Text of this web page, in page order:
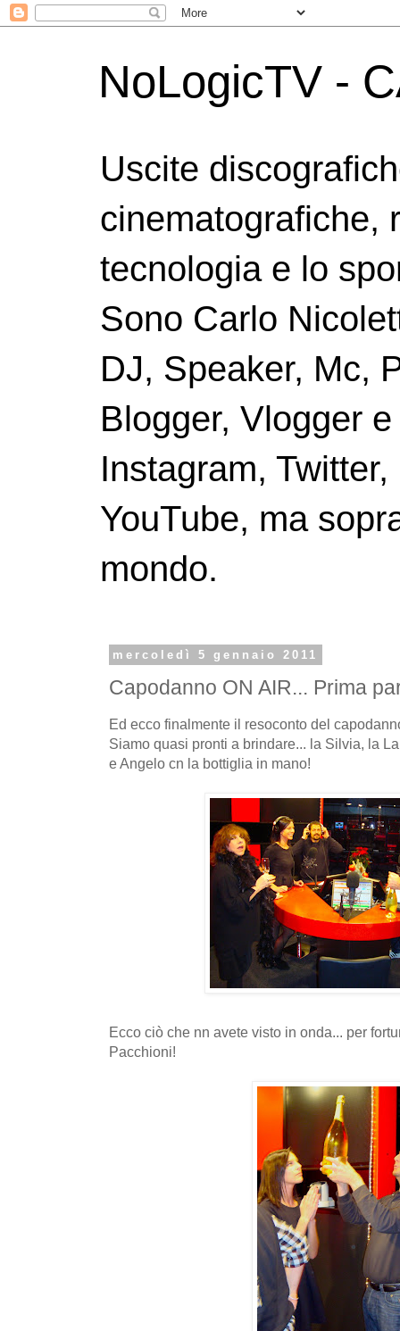
NoLogicTV -
Uscite
cinematografiche,
tecnologia e lo
Sono Carlo
DJ, Speaker, Mc,
Blogger, Vlogger
Instagram,
YouTube, ma
mondo.
mercoledì 5 gennaio 2011
Capodanno ON AIR... Prima
Ed ecco finalmente il resoconto del
Siamo quasi pronti a brindare... la Silvia, la
e Angelo cn la bottiglia in mano!
Ecco ciò che nn avete visto in onda... per
Pacchioni!